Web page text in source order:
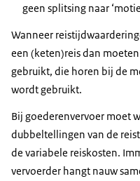
geen splitsing naar
Wanneer
een (keten)reis dan
gebruikt, die horen bij de
wordt gebruikt.
Bij goederenvervoer moet
dubbeltellingen van de
de variabele reiskosten.
vervoerder hangt nauw